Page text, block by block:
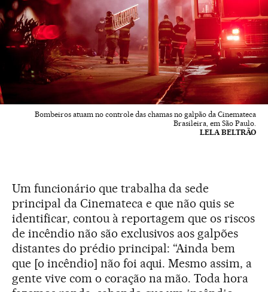
Bombeiros atuam no controle das chamas no galpão da Cinemateca
Brasileira, em São Paulo.
LELA BELTRÃO
Um funcionário que trabalha da sede
principal da Cinemateca e que não quis se
identificar, contou à reportagem que os riscos
de incêndio não são exclusivos aos galpões
distantes do prédio principal: “Ainda bem
que [o incêndio] não foi aqui. Mesmo assim, a
gente vive com o coração na mão. Toda hora